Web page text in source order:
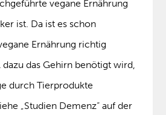
vegane Ernährung
ist. Da ist es schon
Ernährung richtig
das Gehirn benötigt wird,
durch Tierprodukte
„Studien Demenz“ auf der